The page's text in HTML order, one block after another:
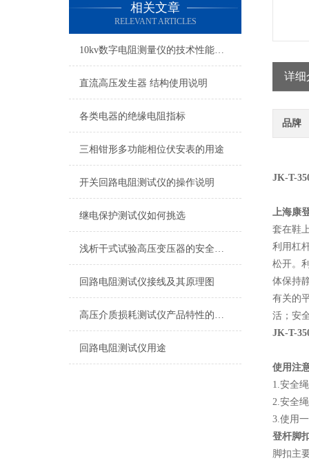
相关文章
RELEVANT ARTICLES
10kv数字电阻测量仪的技术性能和接线方式
直流高压发生器 结构使用说明
各类电器的绝缘电阻指标
三相钳形多功能相位伏安表的用途
开关回路电阻测试仪的操作说明
继电保护测试仪如何挑选
浅析干式试验高压变压器的安全操作注意事项
回路电阻测试仪接线及其原理图
高压介质损耗测试仪产品特性的描述
回路电阻测试仪用途
详细
品牌
JK-T-
上海康
套在鞋
利用杠
松开。
体保持
有关的
活；安
JK-T-
使用注
1.安全
2.安全
3.使用
登杆脚
脚扣主